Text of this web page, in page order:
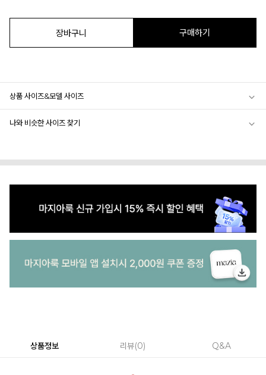
장바구니 구매하기
상품 사이즈&모델 사이즈
나와 비슷한 사이즈 찾기
상품정보 리뷰 0 Q&A